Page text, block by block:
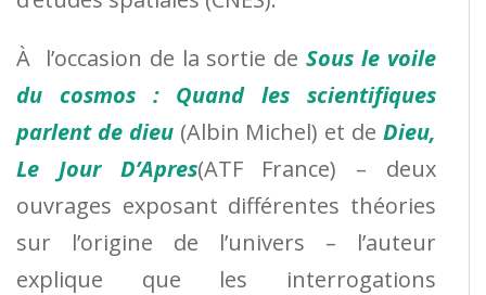
À l’occasion de la sortie deSous le voile
du cosmos : Quand les scientifiques
parlent de dieu(Albin Michel) et deDieu,
Le Jour D’Apres(ATF France) – deux
ouvrages exposant différentes théories
sur l’origine de l’univers – l’auteur
explique que les interrogations